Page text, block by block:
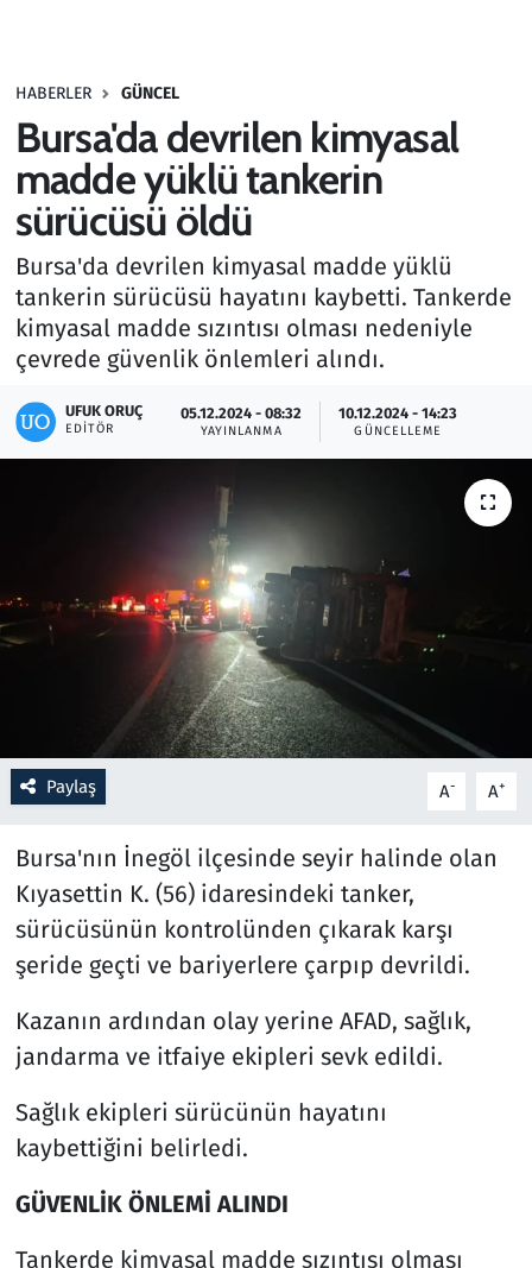
HABERLER GÜNCEL
Bursa'da devrilen kimyasal
madde yüklü tankerin
sürücüsü öldü
Bursa'da devrilen kimyasal madde yüklü
tankerin sürücüsü hayatını kaybetti. Tankerde
kimyasal madde sızıntısı olması nedeniyle
çevrede güvenlik önlemleri alındı.
UFUK ORUÇ
EDITÖR
05.12.2024 - 08:32
YAYINLANMA
10.12.2024 - 14:23
GÜNCELLEME
Paylaş A- A+
Bursa'nın İnegöl ilçesinde seyir halinde olan
Kıyasettin K. (56) idaresindeki tanker,
sürücüsünün kontrolünden çıkarak karşı
şeride geçti ve bariyerlere çarpıp devrildi.
Kazanın ardından olay yerine AFAD, sağlık,
jandarma ve itfaiye ekipleri sevk edildi.
Sağlık ekipleri sürücünün hayatını
kaybettiğini belirledi.
GÜVENLİK ÖNLEMİ ALINDI
Tankerde kimyasal madde sızıntısı olması
Haber
Kültür Sanat
Kurumsal Haberler
Lezzet Durağı
Memur ve Kamu
Otomobil
Oyun
Resmi İlanlar
Rüya Tabirleri
Savunma Sanayi
Spor
Teknoloji ve Bilim
Televizyon